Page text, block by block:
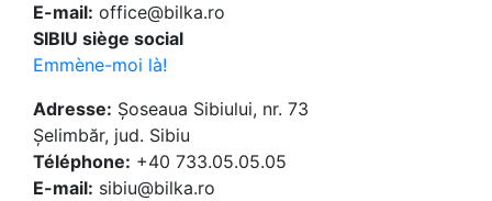
E-mail: office@bilka.ro
SIBIU siège social
Emmène-moi là!
Adresse: Șoseaua Sibiului, nr. 73
Șelimbăr, jud. Sibiu
Téléphone: +40 733.05.05.05
E-mail: sibiu@bilka.ro